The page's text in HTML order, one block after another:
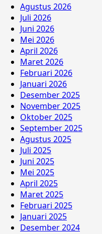
Agustus 2026
Juli 2026
Juni 2026
Mei 2026
April 2026
Maret 2026
Februari 2026
Januari 2026
Desember 2025
November 2025
Oktober 2025
September 2025
Agustus 2025
Juli 2025
Juni 2025
Mei 2025
April 2025
Maret 2025
Februari 2025
Januari 2025
Desember 2024